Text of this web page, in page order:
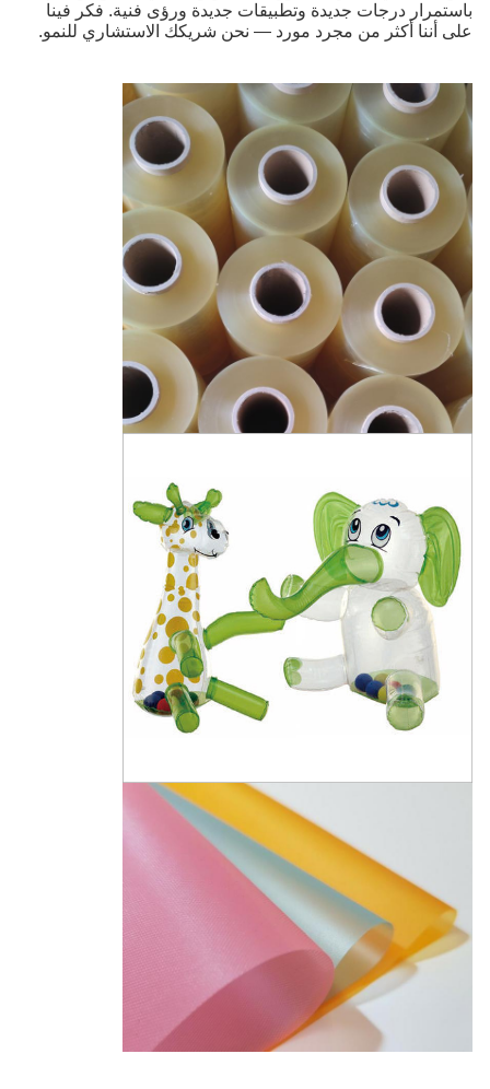
باستمرار درجات جديدة وتطبيقات جديدة ورؤى فنية. فكر فينا
على أننا أكثر من مجرد مورد — نحن شريكك الاستشاري للنمو.